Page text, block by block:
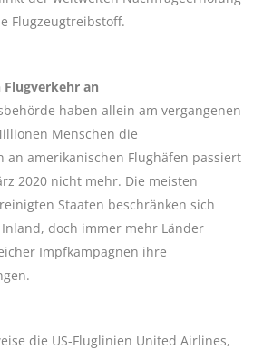
Flugzeugtreibstoff.
an
haben allein am vergangenen
Menschen die
an amerikanischen Flughäfen passiert
2020 nicht mehr. Die meisten
Staaten beschränken sich
doch immer mehr Länder
Impfkampagnen ihre
die US-Fluglinien United Airlines,